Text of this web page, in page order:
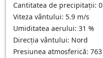
Cantitatea de precipitații: 0
Viteza vântului: 5.9 m/s
Umiditatea aerului: 31 %
Direcția vântului: Nord
Presiunea atmosferică: 763